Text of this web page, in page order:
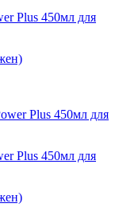
Plus 450мл для
Plus 450мл для